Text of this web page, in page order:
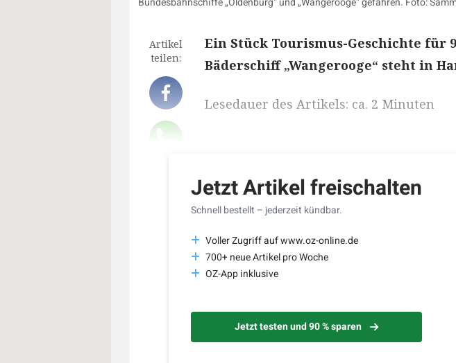
Artikel
teilen:
Ein Stück Tourismus-Geschichte für
Bäderschiff „Wangerooge“ steht in
Lesedauer des Artikels: ca. 2 Minuten
Jetzt Artikel freischalten
Schnell bestellt – jederzeit kündbar.
Voller Zugriff auf www.oz-online.de
700+ neue Artikel pro Woche
OZ-App inklusive
Jetzt testen und 90 % sparen